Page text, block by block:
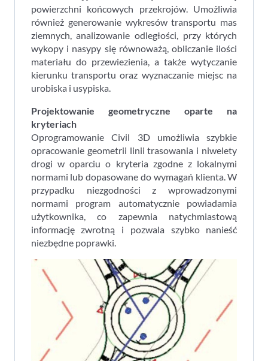
powierzchni końcowych przekrojów. Umożliwia
również generowanie wykresów transportu mas
ziemnych, analizowanie odległości, przy których
wykopy i nasypy się równoważą, obliczanie ilości
materiału do przewiezienia, a także wytyczanie
kierunku transportu oraz wyznaczanie miejsc na
urobiska i usypiska.
Projektowanie geometryczne oparte na
kryteriach
Oprogramowanie Civil 3D umożliwia szybkie
opracowanie geometrii linii trasowania i niwelety
drogi w oparciu o kryteria zgodne z lokalnymi
normami lub dopasowane do wymagań klienta. W
przypadku niezgodności z wprowadzonymi
normami program automatycznie powiadamia
użytkownika, co zapewnia natychmiastową
informację zwrotną i pozwala szybko nanieść
niezbędne poprawki.